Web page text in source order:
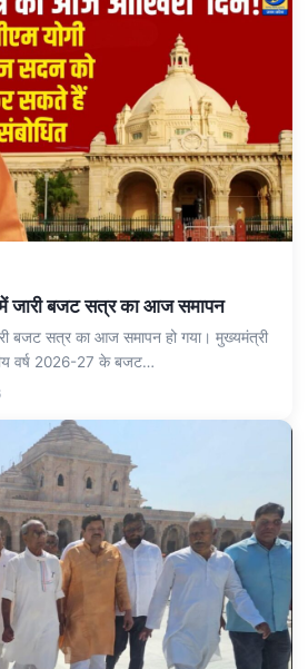
जारी बजट सत्र का आज समापन
बजट सत्र का आज समापन हो गया। मुख्यमंत्री
वर्ष 2026-27 के बजट…